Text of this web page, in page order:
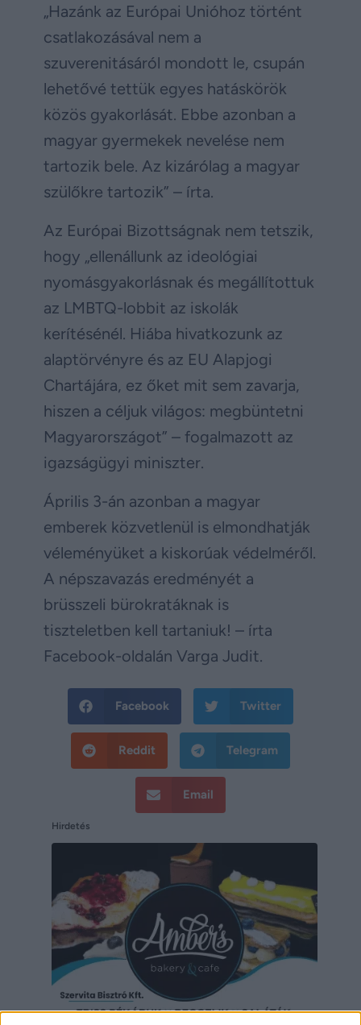
„Hazánk az Európai Unióhoz történt
csatlakozásával nem a
szuverenitásáról mondott le, csupán
lehetővé tettük egyes hatáskörök
közös gyakorlását. Ebbe azonban a
magyar gyermekek nevelése nem
tartozik bele. Az kizárólag a magyar
szülőkre tartozik” – írta.
Az Európai Bizottságnak nem tetszik,
hogy „ellenállunk az ideológiai
nyomásgyakorlásnak és megállítottuk
az LMBTQ-lobbit az iskolák
kerítésénél. Hiába hivatkozunk az
alaptörvényre és az EU Alapjogi
Chartájára, ez őket mit sem zavarja,
hiszen a céljuk világos: megbüntetni
Magyarországot” – fogalmazott az
igazságügyi miniszter.
Április 3-án azonban a magyar
emberek közvetlenül is elmondhatják
véleményüket a kiskorúak védelméről.
A népszavazás eredményét a
brüsszeli bürokratáknak is
tiszteletben kell tartaniuk! – írta
Facebook-oldalán Varga Judit.
Facebook Twitter
Reddit Telegram
Email
Hirdetés